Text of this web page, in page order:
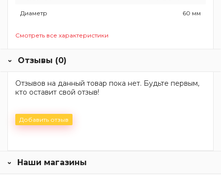
Диаметр 60 мм
Смотреть все характеристики
Отзывы (0)
Отзывов на данный товар пока нет. Будьте первым,
кто оставит свой отзыв!
Добавить отзыв
Наши магазины